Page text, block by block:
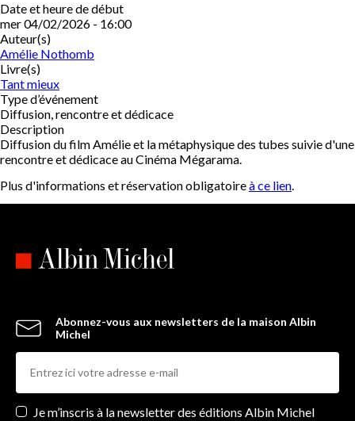
Date et heure de début
mer 04/02/2026 - 16:00
Auteur(s)
Amélie Nothomb
Livre(s)
Tant mieux
Type d’événement
Diffusion, rencontre et dédicace
Description
Diffusion du film Amélie et la métaphysique des tubes suivie d'une
rencontre et dédicace au Cinéma Mégarama.
Plus d'informations et réservation obligatoireà ce lien.
Abonnez-vous aux newsletters de la maison Albin
Michel
Newsletters
Je m’inscris à la newsletter des éditions Albin Michel